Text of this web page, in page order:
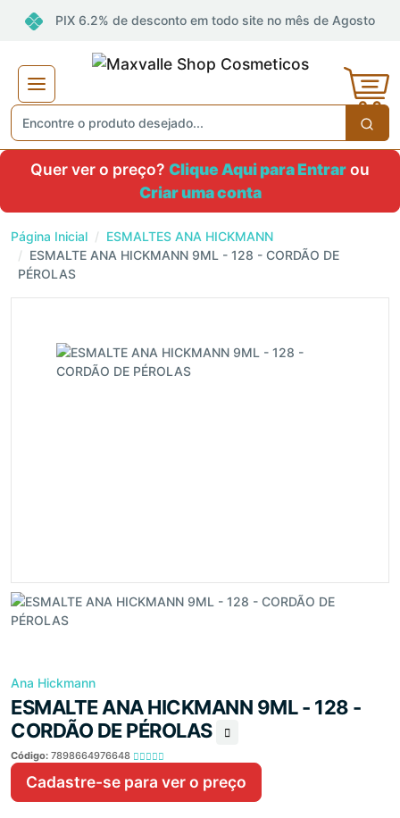
PIX 6.2% de desconto em todo site no mês de Agosto
Quer ver o preço? Clique Aqui para Entrarou
Criar uma conta
Página Inicial
ESMALTES ANA HICKMANN
ESMALTE ANA HICKMANN 9ML - 128 - CORDÃO DE
PÉROLAS
Ana Hickmann
ESMALTE ANA HICKMANN 9ML - 128 -
CORDÃO DE PÉROLAS
Código: 7898664976648
Cadastre-se para ver o preço